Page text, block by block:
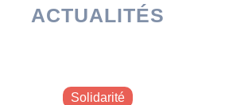
ACTUALITÉS
Solidarité